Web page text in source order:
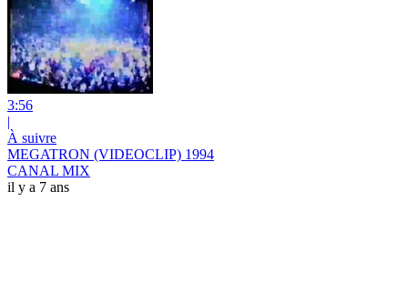
3:56
|
À suivre
MEGATRON (VIDEOCLIP) 1994
CANAL MIX
il y a 7 ans